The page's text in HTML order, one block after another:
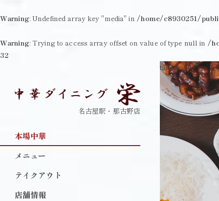
Warning: Undefined array key "media" in /home/c8930251/
Warning: Trying to access array offset on value of type null in /
32
名古屋駅・那古野店
本場中華
メニュー
テイクアウト
店舗情報
taitoru